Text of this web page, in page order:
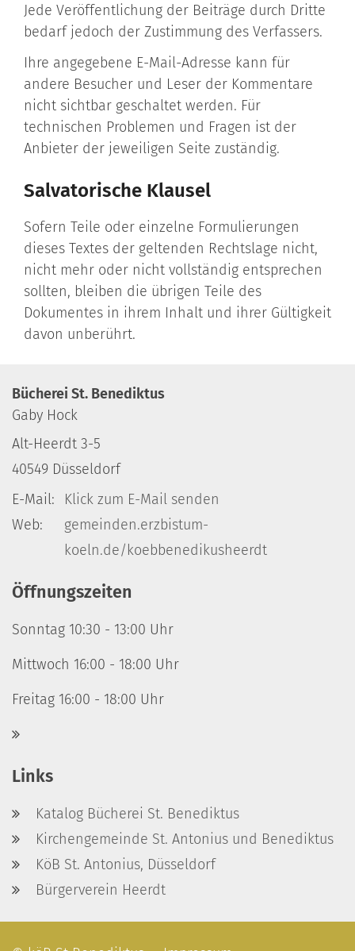
Jede Veröffentlichung der Beiträge durch Dritte
bedarf jedoch der Zustimmung des Verfassers.
Ihre angegebene E-Mail-Adresse kann für
andere Besucher und Leser der Kommentare
nicht sichtbar geschaltet werden. Für
technischen Problemen und Fragen ist der
Anbieter der jeweiligen Seite zuständig.
Salvatorische Klausel
Sofern Teile oder einzelne Formulierungen
dieses Textes der geltenden Rechtslage nicht,
nicht mehr oder nicht vollständig entsprechen
sollten, bleiben die übrigen Teile des
Dokumentes in ihrem Inhalt und ihrer Gültigkeit
davon unberührt.
Bücherei St. Benediktus
Gaby Hock
Alt-Heerdt 3-5
40549 Düsseldorf
E-Mail:
Klick zum E-Mail senden
Web:
gemeinden.erzbistum-
koeln.de/koebbenedikusheerdt
Öffnungszeiten
Sonntag 10:30 - 13:00 Uhr
Mittwoch 16:00 - 18:00 Uhr
Freitag 16:00 - 18:00 Uhr
Links
Katalog Bücherei St. Benediktus
Kirchengemeinde St. Antonius und Benediktus
KöB St. Antonius, Düsseldorf
Bürgerverein Heerdt